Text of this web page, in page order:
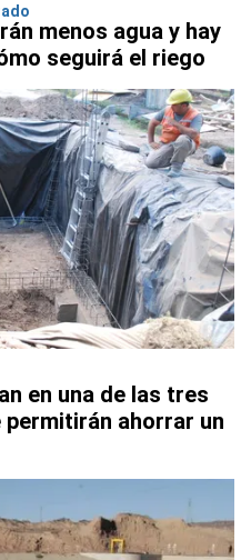
menos agua y hay
seguirá el riego
en una de las tres
ahorrar un